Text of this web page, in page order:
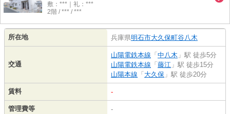
敷：***｜礼：***
2階 / *** / ***
所在地 兵庫県明石市大久保町谷八木
交通
山陽電鉄本線 「 中八木 」駅 徒歩5分
山陽電鉄本線 「 藤江 」駅 徒歩15分
山陽本線 「 大久保 」駅 徒歩20分
賃料 -
管理費等 -